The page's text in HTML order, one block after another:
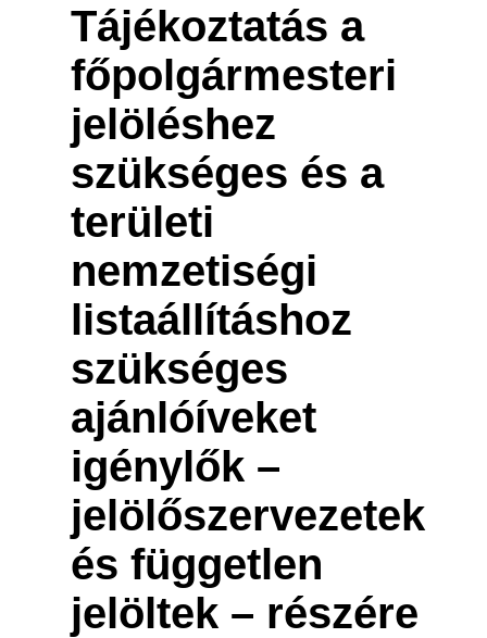
Tájékoztatás a
főpolgármesteri
jelöléshez
szükséges és a
területi
nemzetiségi
listaállításhoz
szükséges
ajánlóíveket
igénylők –
jelölőszervezetek
és független
jelöltek – részére